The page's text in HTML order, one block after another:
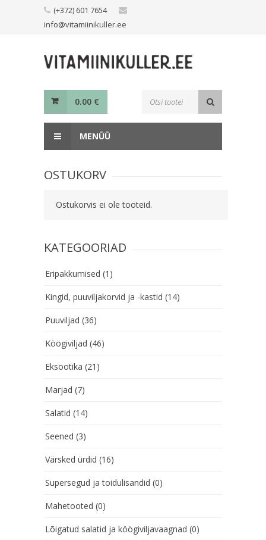
(+372) 601 7654
info@vitamiinikuller.ee
0.00 €
MENÜÜ
OSTUKORV
Ostukorvis ei ole tooteid.
KATEGOORIAD
Eripakkumised (1)
Kingid, puuviljakorvid ja -kastid (14)
Puuviljad (36)
Köögiviljad (46)
Eksootika (21)
Marjad (7)
Salatid (14)
Seened (3)
Värsked ürdid (16)
Supersegud ja toidulisandid (0)
Mahetooted (0)
Lõigatud salatid ja köögiviljavaagnad (0)